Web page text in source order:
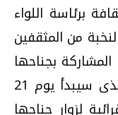
برئاسة اللواء
من المثقفين
المشاركة بجناحها
بمعرض القاهرة الدولي للكتاب الذى سيبدأ يوم 21
لزوار جناحها